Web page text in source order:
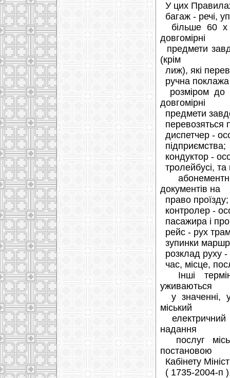
У цих
багаж - речі,
більше 60 х
довгомірні
предмети
(крім
лиж), які
ручна
розміром до
довгомірні
предмети
перевозяться
диспетчер -
підприємства;
кондуктор -
тролейбусі,
документів на
право проїзду;
контролер -
пасажира і
рейс - рух
зупинки
розклад руху -
час, місце,
Інші
уживаються
у значенні,
міський
надання
послуг
постановою
Кабінету
( 1735-2004-п